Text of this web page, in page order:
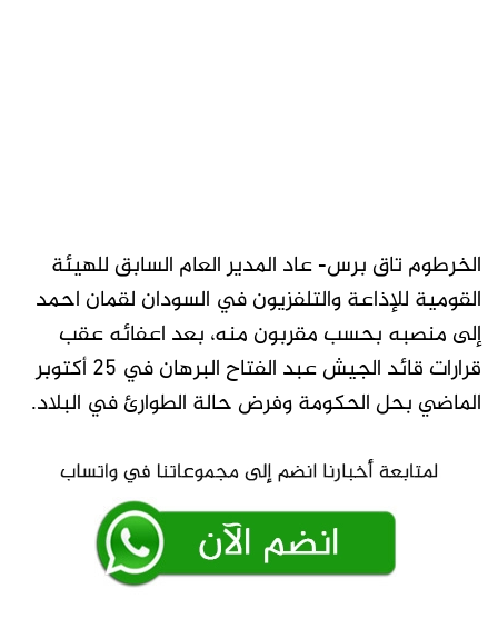
الخرطوم تاق برس- عاد المدير العام السابق للهيئة
القومية للإذاعة والتلفزيون في السودان لقمان احمد
إلى منصبه بحسب مقربون منه، بعد اعفائه عقب
قرارات قائد الجيش عبد الفتاح البرهان في 25 أكتوبر
الماضي بحل الحكومة وفرض حالة الطوارئ في البلاد.